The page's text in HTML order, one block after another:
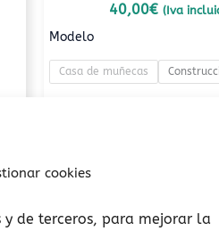
cookies
y de terceros, para mejorar la
40,00€ (Iva
Modelo
Casa de muñecas